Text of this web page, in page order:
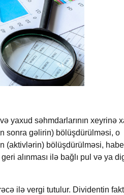
yaxud səhmdarlarının xeyrinə
sonra gəlirin) bölüşdürülməsi, o
(aktivlərin) bölüşdürülməsi,
alınması ilə bağlı pul və ya
ilə vergi tutulur. Dividentin